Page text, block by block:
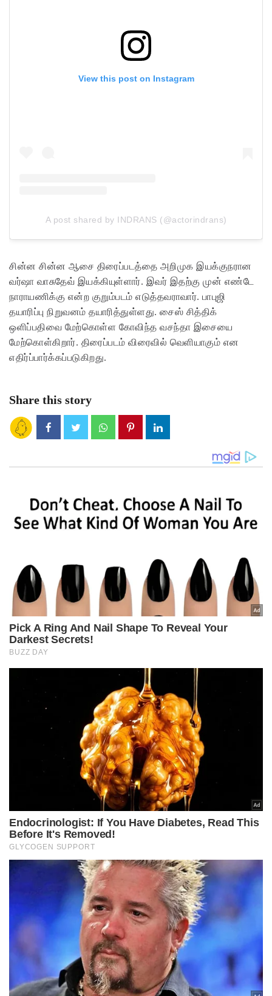
View this post on Instagram
A post shared by INDRANS (@actorindrans)
சின்ன சின்ன ஆசை திரைப்படத்தை அறிமுக இயக்குநரான
வர்ஷா வாசுதேவ் இயக்கியுள்ளார். இவர் இதற்கு முன் எண்டே
நாராயணிக்கு என்ற குறும்படம் எடுத்தவராவார். பாபுஜி
தயாரிப்பு நிறுவனம் தயாரித்துள்ளது. சைஸ் சித்திக்
ஒளிப்பதிவை மேற்கொள்ள கோவிந்த வசந்தா இசையை
மேற்கொள்கிறார். திரைப்படம் விரைவில் வெளியாகும் என
எதிர்ப்பார்க்கப்படுகிறது.
Share this story